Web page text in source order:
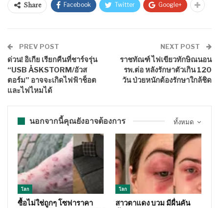
Share Facebook Twitter Google+
PREV POST
ด่วน! อิเกีย เรียกคืนที่ชาร์จรุ่น
“USB ÅSKSTORM/อัวส
ตอร์ม” อาจจะเกิดไฟฟ้าช็อต
และไฟไหมได้
NEXT POST
ราชทัณฑ์ ไฟเขียวทักษิณนอน
รพ.ต่อ หลังรักษาตัวเกิน 120
วัน ป่วยหนักต้องรักษาใกล้ชิด
ทั้งหมด
นอกจากนี้คุณยังอาจต้องการ
โลก
ซื้อไม่ใช่ถูกๆ โซฟาราคา
โลก
สาวตาแดง บวม มีผื่นคัน